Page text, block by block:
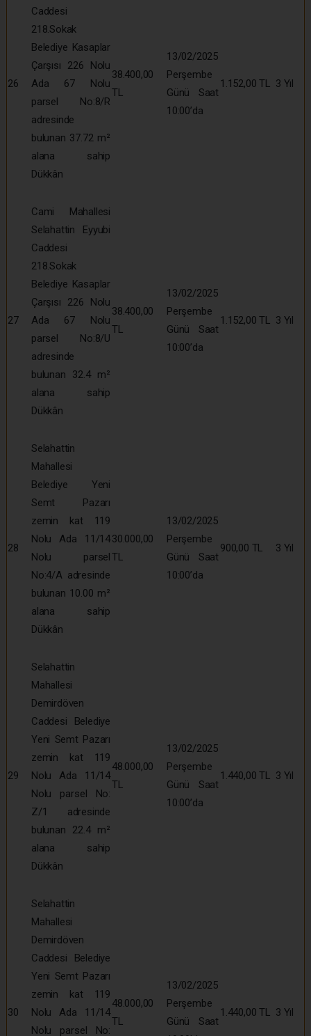
26
Caddesi
218.Sokak
Belediye Kasaplar
Çarşısı 226 Nolu
Ada 67 Nolu
parsel No:8/R
adresinde
bulunan 37.72 m²
alana sahip
Dükkân
38.400,00
TL
13/02/2025
Perşembe
Günü Saat
10:00’da
1.152,00 TL 3 Yıl
27
Cami Mahallesi
Selahattin Eyyubi
Caddesi
218.Sokak
Belediye Kasaplar
Çarşısı 226 Nolu
Ada 67 Nolu
parsel No:8/U
adresinde
bulunan 32.4 m²
alana sahip
Dükkân
38.400,00
TL
13/02/2025
Perşembe
Günü Saat
10:00’da
1.152,00 TL 3 Yıl
28
Selahattin
Mahallesi
Belediye Yeni
Semt Pazarı
zemin kat 119
Nolu Ada 11/14
Nolu parsel
No:4/A adresinde
bulunan 10.00 m²
alana sahip
Dükkân
30.000,00
TL
13/02/2025
Perşembe
Günü Saat
10:00’da
900,00 TL 3 Yıl
29
Selahattin
Mahallesi
Demirdöven
Caddesi Belediye
Yeni Semt Pazarı
zemin kat 119
Nolu Ada 11/14
Nolu parsel No:
Z/1 adresinde
bulunan 22.4 m²
alana sahip
Dükkân
48.000,00
TL
13/02/2025
Perşembe
Günü Saat
10:00’da
1.440,00 TL 3 Yıl
30
Selahattin
Mahallesi
Demirdöven
Caddesi Belediye
Yeni Semt Pazarı
zemin kat 119
Nolu Ada 11/14
Nolu parsel No:
48.000,00
TL
13/02/2025
Perşembe
Günü Saat
1.440,00 TL 3 Yıl